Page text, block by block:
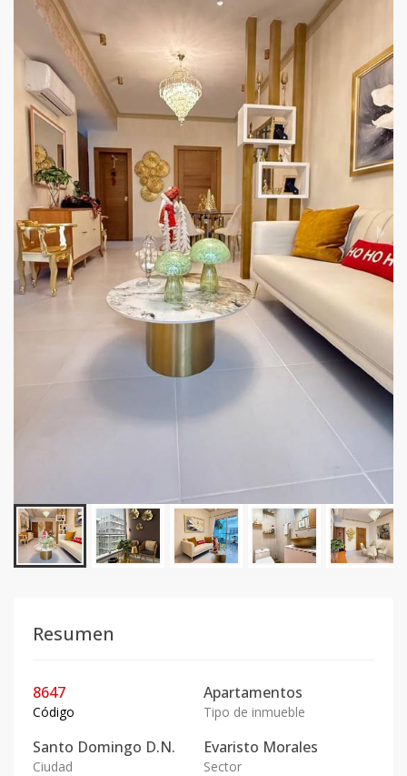
Resumen
8647
Código
Apartamentos
Tipo de inmueble
Santo Domingo D.N.
Ciudad
Evaristo Morales
Sector